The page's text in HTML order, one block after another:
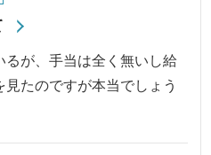
るが、手当は全く無いし給
たのですが本当でしょう